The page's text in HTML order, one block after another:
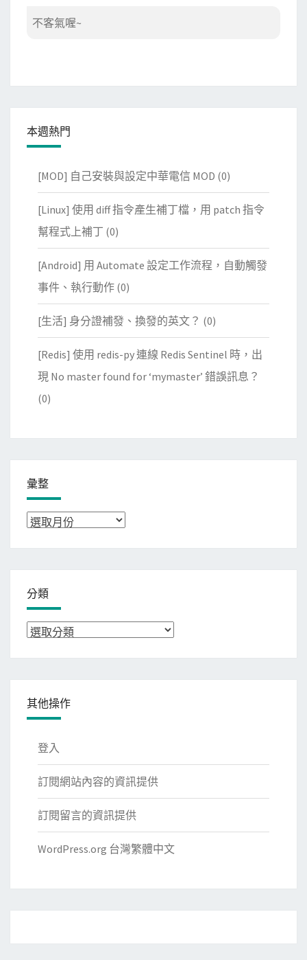
不客氣喔~
本週熱門
[MOD] 自己安裝與設定中華電信 MOD (0)
[Linux] 使用 diff 指令產生補丁檔，用 patch 指令
幫程式上補丁 (0)
[Android] 用 Automate 設定工作流程，自動觸發
事件、執行動作 (0)
[生活] 身分證補發、換發的英文？ (0)
[Redis] 使用 redis-py 連線 Redis Sentinel 時，出
現 No master found for ‘mymaster’ 錯誤訊息？
(0)
彙整
彙
分類
分
其他操作
登入
訂閱網站內容的資訊提供
訂閱留言的資訊提供
WordPress.org 台灣繁體中文